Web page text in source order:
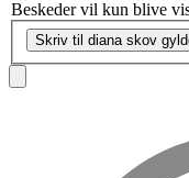
Beskeder vil kun blive
Skriv til diana skov